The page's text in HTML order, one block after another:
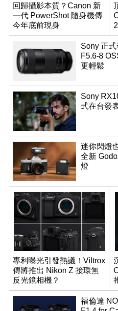
回歸攝影本質？Canon 新
一代 PowerShot 隨身機傳
今年底前現身
Sony 正
F5.6-8
更輕鬆
Sony
式在台發
迷你閃燈
全新
燈
專利曝光引發熱議！Viltrox
傳將推出 Nikon Z 接環無
反光鏡相機？
福倫達